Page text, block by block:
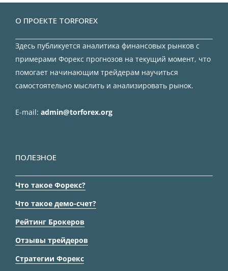
О ПРОЕКТЕ TORFOREX
Здесь публикуется аналитика финансовых рынков с
примерами Форекс прогнозов на текущий момент, что
помогает начинающим трейдерам научиться
самостоятельно мыслить и анализировать рынок.
E-mail: admin@torforex.org
ПОЛЕЗНОЕ
Что такое Форекс?
Что такое демо-счет?
Рейтинг Брокеров
Отзывы трейдеров
Стратегии Форекс